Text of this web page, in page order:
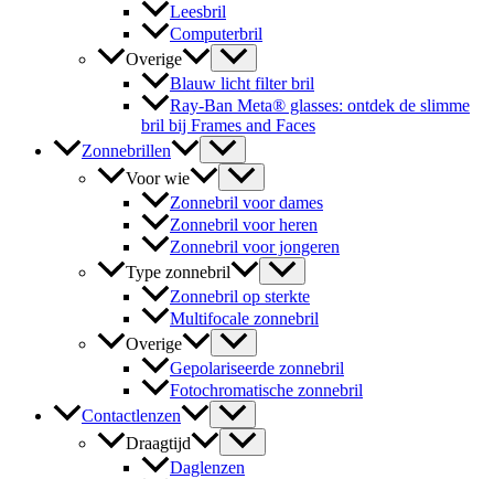
Leesbril
Computerbril
Overige
Blauw licht filter bril
Ray-Ban Meta® glasses: ontdek de slimme
bril bij Frames and Faces
Zonnebrillen
Voor wie
Zonnebril voor dames
Zonnebril voor heren
Zonnebril voor jongeren
Type zonnebril
Zonnebril op sterkte
Multifocale zonnebril
Overige
Gepolariseerde zonnebril
Fotochromatische zonnebril
Contactlenzen
Draagtijd
Daglenzen